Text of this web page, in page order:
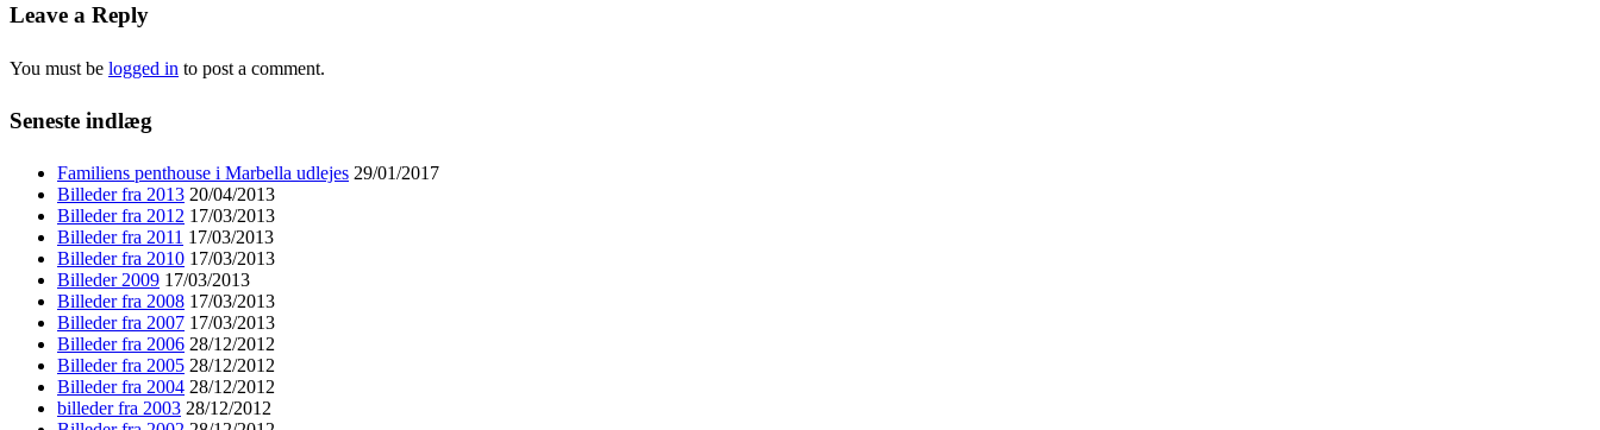
Leave a Reply
You must be logged in to post a comment.
Seneste indlæg
Familiens penthouse i Marbella udlejes 29/01/2017
Billeder fra 2013 20/04/2013
Billeder fra 2012 17/03/2013
Billeder fra 2011 17/03/2013
Billeder fra 2010 17/03/2013
Billeder 2009 17/03/2013
Billeder fra 2008 17/03/2013
Billeder fra 2007 17/03/2013
Billeder fra 2006 28/12/2012
Billeder fra 2005 28/12/2012
Billeder fra 2004 28/12/2012
billeder fra 2003 28/12/2012